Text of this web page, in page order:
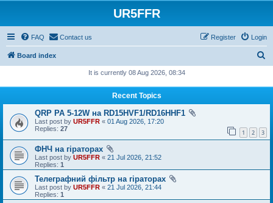
UR5FFR
FAQ Contact us Login
Register
Board index
h
It is currently 08 Aug 2026, 08:34
Recent Topics
QRP PA 5-12W на RD15HVF1/RD16HHF1
Last post by UR5FFR « 01 Aug 2026, 17:20
Replies: 27 1 2 3
ФНЧ на гіраторах
Last post by UR5FFR « 21 Jul 2026, 21:52
Replies: 1
Телеграфний фільтр на гіраторах
Last post by UR5FFR « 21 Jul 2026, 21:44
Replies: 1